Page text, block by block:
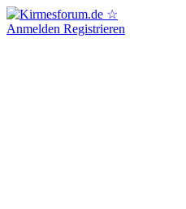
Anmelden Registrieren